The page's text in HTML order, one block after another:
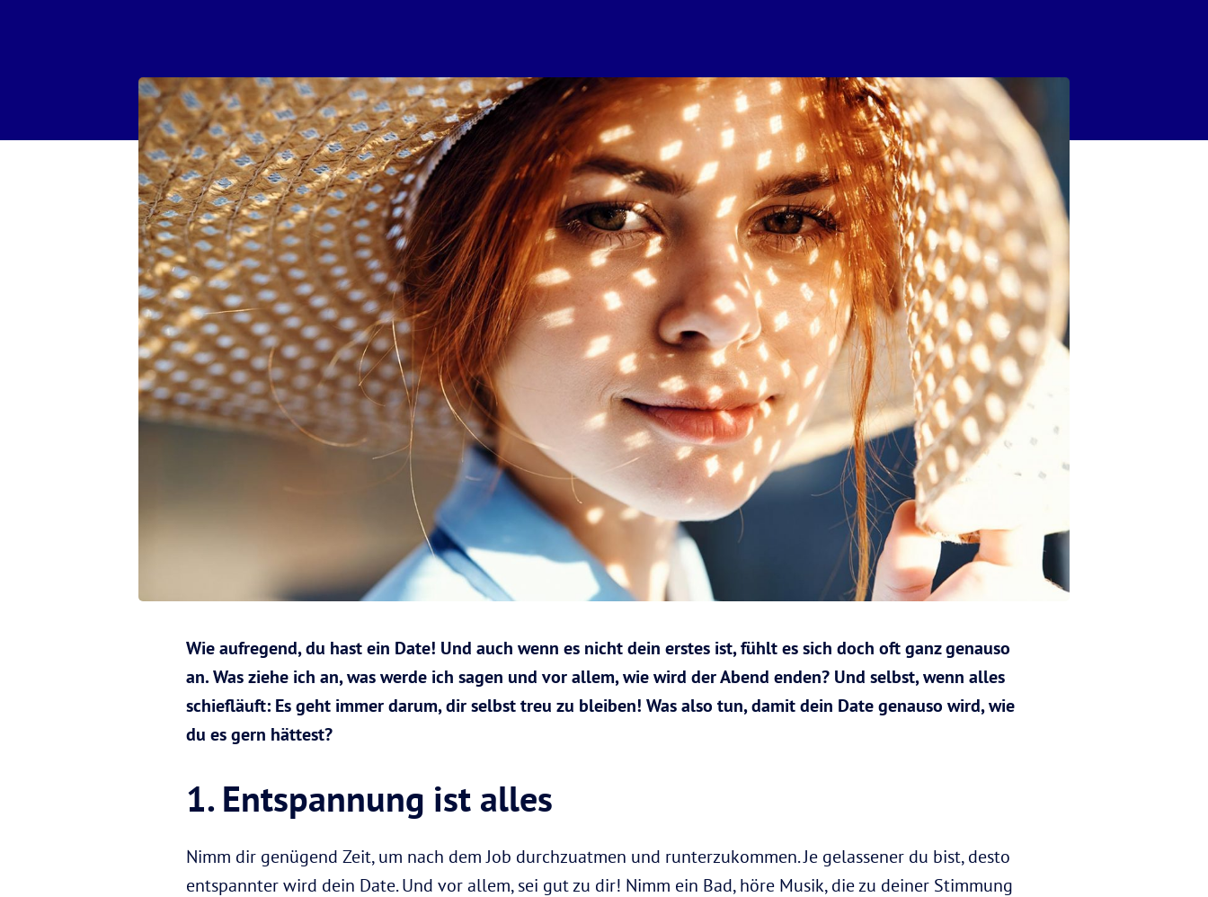
Wie aufregend, du hast ein Date! Und auch wenn es nicht dein erstes ist, fühlt es sich doch oft ganz genauso
an. Was ziehe ich an, was werde ich sagen und vor allem, wie wird der Abend enden? Und selbst, wenn alles
schiefläuft: Es geht immer darum, dir selbst treu zu bleiben! Was also tun, damit dein Date genauso wird, wie
du es gern hättest?
1. Entspannung ist alles
Nimm dir genügend Zeit, um nach dem Job durchzuatmen und runterzukommen. Je gelassener du bist, desto
entspannter wird dein Date. Und vor allem, sei gut zu dir! Nimm ein Bad, höre Musik, die zu deiner Stimmung